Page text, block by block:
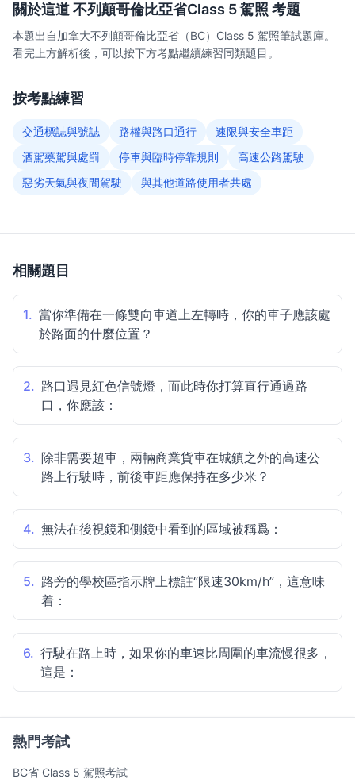
關於這道 不列顛哥倫比亞省Class 5 駕照 考題
本題出自加拿大不列顛哥倫比亞省（BC）Class 5 駕照筆試題庫。
看完上方解析後，可以按下方考點繼續練習同類題目。
按考點練習
交通標誌與號誌 路權與路口通行
速限與安全車距
酒駕藥駕與處罰
停車與臨時停靠規則
高速公路駕駛
惡劣天氣與夜間駕駛
與其他道路使用者共處
相關題目
1. 當你準備在一條雙向車道上左轉時，你的車子應該處
於路面的什麼位置？
2. 路口遇見紅色信號燈，而此時你打算直行通過路
口，你應該：
3. 除非需要超車，兩輛商業貨車在城鎮之外的高速公
路上行駛時，前後車距應保持在多少米？
4. 無法在後視鏡和側鏡中看到的區域被稱爲：
5. 路旁的學校區指示牌上標註“限速30km/h”，這意味
着：
6. 行駛在路上時，如果你的車速比周圍的車流慢很多，
這是：
熱門考試
BC省 Class 5 駕照考試